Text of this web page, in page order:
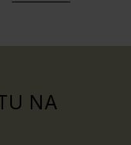
NA